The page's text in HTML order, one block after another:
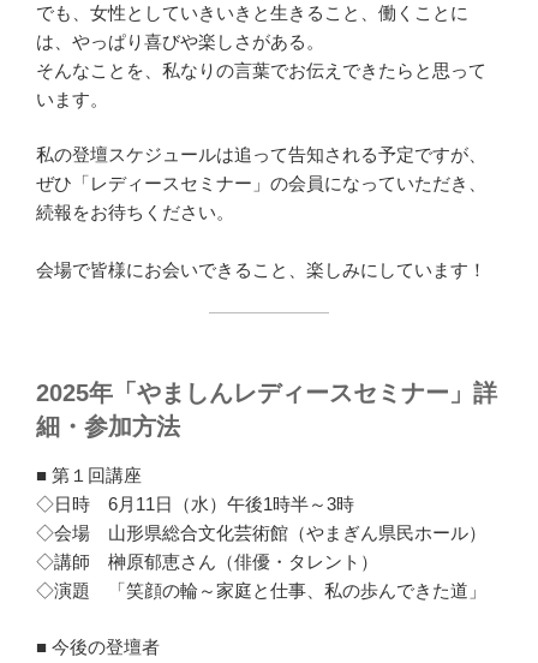
でも、女性としていきいきと生きること、働くことに
は、やっぱり喜びや楽しさがある。
そんなことを、私なりの言葉でお伝えできたらと思って
います。
私の登壇スケジュールは追って告知される予定ですが、
ぜひ「レディースセミナー」の会員になっていただき、
続報をお待ちください。
会場で皆様にお会いできること、楽しみにしています！
2025年「やましんレディースセミナー」詳
細・参加方法
■ 第１回講座
◇日時 6月11日（水）午後1時半～3時
◇会場 山形県総合文化芸術館（やまぎん県民ホール）
◇講師 榊原郁恵さん（俳優・タレント）
◇演題 「笑顔の輪～家庭と仕事、私の歩んできた道」
■ 今後の登壇者